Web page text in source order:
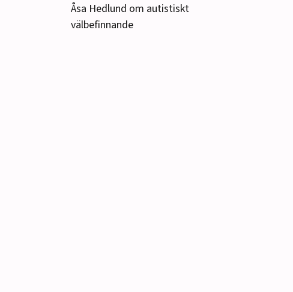
Åsa Hedlund om autistiskt
välbefinnande